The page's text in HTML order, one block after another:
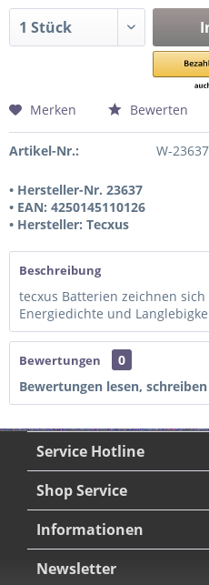
Merken Bewerten
Artikel-Nr.: W-23637
• Hersteller-Nr. 23637
• EAN: 4250145110126
• Hersteller: Tecxus
Beschreibung
tecxus Batterien zeichnen
Energiedichte und
Bewertungen
0
Bewertungen lesen,
Service Hotline
Shop Service
Informationen
Newsletter